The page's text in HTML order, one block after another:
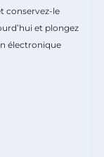
conservez-le
et plongez
électronique